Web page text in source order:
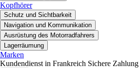
Kopfhörer
Schutz und Sichtbarkeit
Navigation und Kommunikation
Ausrüstung des Motorradfahrers
Lagerräumung
Marken
Kundendienst in Frankreich Sichere Zahlung